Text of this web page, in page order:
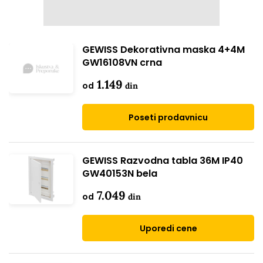
GEWISS Dekorativna maska 4+4M
GW16108VN crna
od 1.149 din
Poseti prodavnicu
GEWISS Razvodna tabla 36M IP40
GW40153N bela
od 7.049 din
Uporedi cene